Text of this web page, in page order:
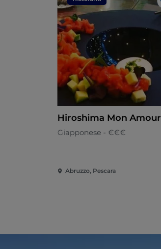
Hiroshima Mon Amour
Giapponese - €€€
Abruzzo, Pescara